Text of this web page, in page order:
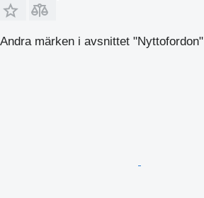
Andra märken i avsnittet "Nyttofordon"